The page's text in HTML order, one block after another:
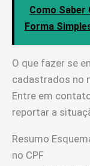
Como Saber
Forma
O que fazer se
cadastrados no
Entre em
reportar a
Resumo
no CPF